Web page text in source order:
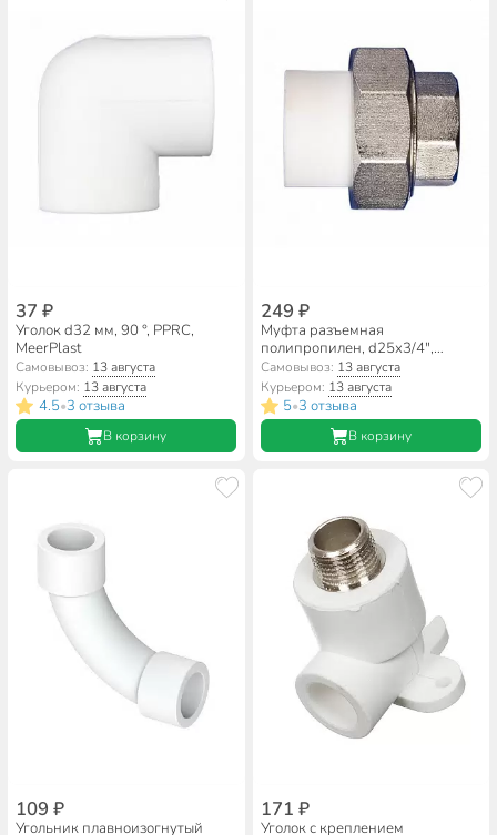
37 ₽
Уголок d32 мм, 90 °, PPRC,
MeerPlast
Самовывоз: 13 августа
Курьером: 13 августа
4.5•3 отзыва
В корзину
249 ₽
Муфта разъемная
полипропилен, d25х3/4",
внутренняя резьба, разъемная
PPRC, MeerPlast
Самовывоз: 13 августа
Курьером: 13 августа
5•3 отзыва
В корзину
109 ₽
Угольник плавноизогнутый
171 ₽
Уголок с креплением